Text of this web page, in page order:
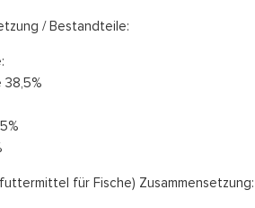
/ Bestandteile:
38,5%
für Fische)